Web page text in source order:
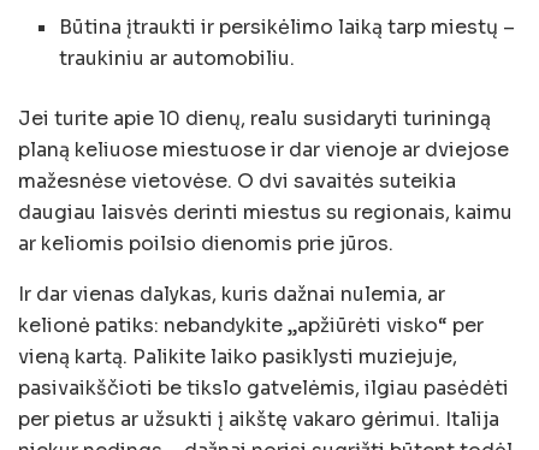
Būtina įtraukti ir persikėlimo laiką tarp miestų –
traukiniu ar automobiliu.
Jei turite apie 10 dienų, realu susidaryti turiningą
planą keliuose miestuose ir dar vienoje ar dviejose
mažesnėse vietovėse. O dvi savaitės suteikia
daugiau laisvės derinti miestus su regionais, kaimu
ar keliomis poilsio dienomis prie jūros.
Ir dar vienas dalykas, kuris dažnai nulemia, ar
kelionė patiks: nebandykite „apžiūrėti visko“ per
vieną kartą. Palikite laiko pasiklysti muziejuje,
pasivaikščioti be tikslo gatvelėmis, ilgiau pasėdėti
per pietus ar užsukti į aikštę vakaro gėrimui. Italija